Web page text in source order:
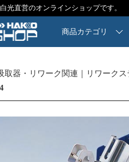
光直営のオンラインショップです。
商品カテゴリ
取器・リワーク関連 リワーク